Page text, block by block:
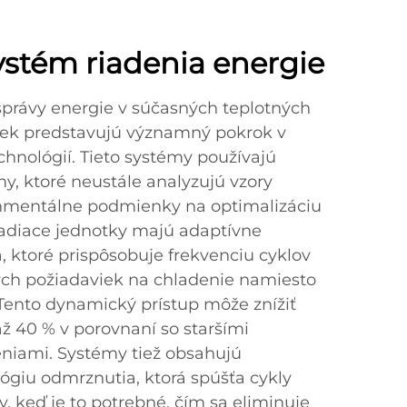
riadenia energie
energie v súčasných teplotných
predstavujú významný pokrok v
Tieto systémy používajú
ktoré neustále analyzujú vzory
podmienky na optimalizáciu
jednotky majú adaptívne
ktoré prispôsobuje frekvenciu cyklov
požiadaviek na chladenie namiesto
dynamický prístup môže znížiť
40 % v porovnaní so staršími
Systémy tiež obsahujú
odmrznutia, ktorá spúšťa cykly
keď je to potrebné, čím sa eliminuje